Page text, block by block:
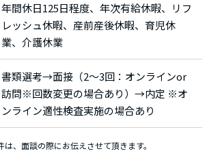
年間休日125日程度、年次有給休暇、リフ
レッシュ休暇、産前産後休暇、育児休
業、介護休業
書類選考→面接（2～3回：オンラインor
訪問※回数変更の場合あり）→内定 ※オ
ンライン適性検査実施の場合あり
、面談の際にお伝えさせて頂きます。